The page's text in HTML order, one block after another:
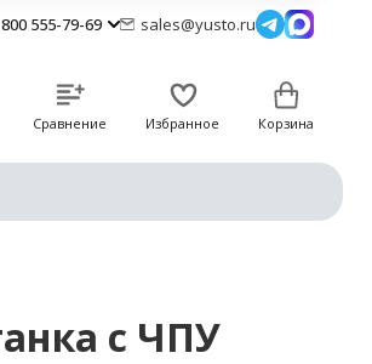
555-79-69 sales@yusto.ru
Сравнение Избранное Корзина
с ЧПУ